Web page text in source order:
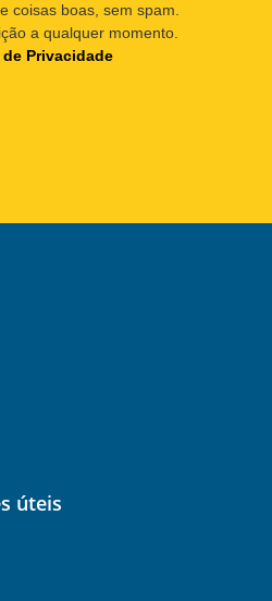
coisas boas, sem spam.
a qualquer momento.
Privacidade
úteis